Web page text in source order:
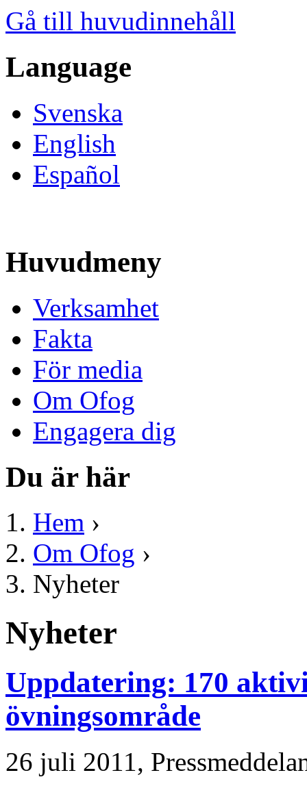
Gå till huvudinnehåll
Language
Svenska
English
Español
Huvudmeny
Verksamhet
Fakta
För media
Om Ofog
Engagera dig
Du är här
Hem ›
Om Ofog ›
Nyheter
Nyheter
Uppdatering: 170
övningsområde
26 juli 2011,